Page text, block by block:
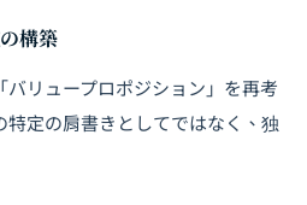
構築
リュープロポジション」を再考
定の肩書きとしてではなく、独